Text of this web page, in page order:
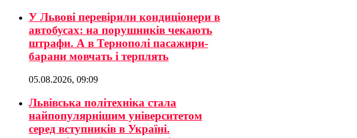
У Львові перевірили кондиціонери в
автобусах: на порушників чекають
штрафи. А в Тернополі пасажири-
барани мовчать і терплять
05.08.2026, 09:09
Львівська політехніка стала
найпопулярнішим університетом
серед вступників в Україні.